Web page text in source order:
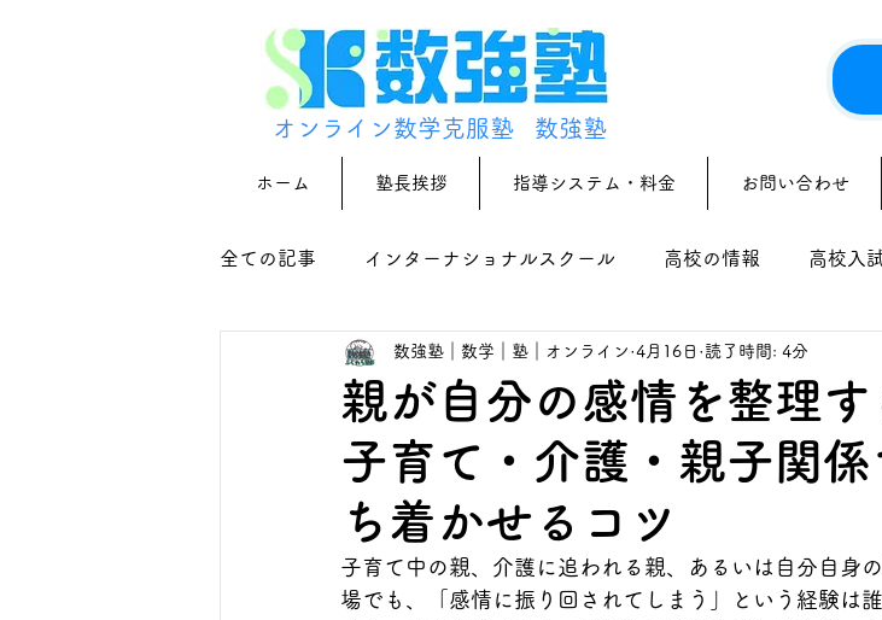
オンライン数学克服塾 数強塾
ホーム 塾長挨拶 指導システム・料金 お問い合わせ
全ての記事 インターナショナルスクール 高校の情報 高校入
親が自分の感情を整理す
子育て・介護・親子関
ち着かせるコツ
数強塾｜数学｜塾｜オンライン 4月16日 読了時間: 4分
子育て中の親、介護に追われる親、あるいは自分自
場でも、「感情に振り回されてしまう」という経験は